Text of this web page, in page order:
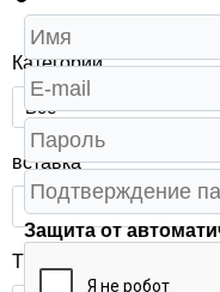
Категории
Все
вставка
Все
Тип изделия
Защита от